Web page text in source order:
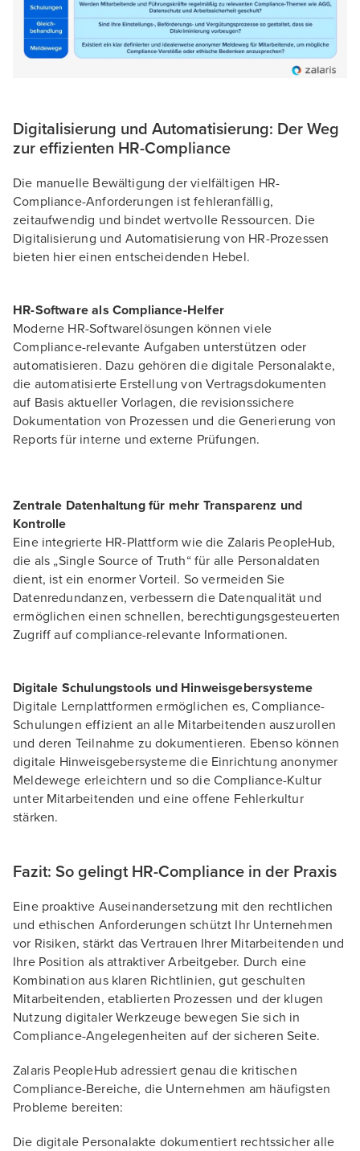
Digitalisierung und Automatisierung: Der Weg
zur effizienten HR-Compliance
Die manuelle Bewältigung der vielfältigen HR-
Compliance-Anforderungen ist fehleranfällig,
zeitaufwendig und bindet wertvolle Ressourcen. Die
Digitalisierung und Automatisierung von HR-Prozessen
bieten hier einen entscheidenden Hebel.
HR-Software als Compliance-Helfer
Moderne HR-Softwarelösungen können viele
Compliance-relevante Aufgaben unterstützen oder
automatisieren. Dazu gehören die digitale Personalakte,
die automatisierte Erstellung von Vertragsdokumenten
auf Basis aktueller Vorlagen, die revisionssichere
Dokumentation von Prozessen und die Generierung von
Reports für interne und externe Prüfungen.
Zentrale Datenhaltung für mehr Transparenz und
Kontrolle
Eine integrierte HR-Plattform wie die Zalaris PeopleHub,
die als „Single Source of Truth“ für alle Personaldaten
dient, ist ein enormer Vorteil. So vermeiden Sie
Datenredundanzen, verbessern die Datenqualität und
ermöglichen einen schnellen, berechtigungsgesteuerten
Zugriff auf compliance-relevante Informationen.
Digitale Schulungstools und Hinweisgebersysteme
Digitale Lernplattformen ermöglichen es, Compliance-
Schulungen effizient an alle Mitarbeitenden auszurollen
und deren Teilnahme zu dokumentieren. Ebenso können
digitale Hinweisgebersysteme die Einrichtung anonymer
Meldewege erleichtern und so die Compliance-Kultur
unter Mitarbeitenden und eine offene Fehlerkultur
stärken.
Fazit: So gelingt HR-Compliance in der Praxis
Eine proaktive Auseinandersetzung mit den rechtlichen
und ethischen Anforderungen schützt Ihr Unternehmen
vor Risiken, stärkt das Vertrauen Ihrer Mitarbeitenden und
Ihre Position als attraktiver Arbeitgeber. Durch eine
Kombination aus klaren Richtlinien, gut geschulten
Mitarbeitenden, etablierten Prozessen und der klugen
Nutzung digitaler Werkzeuge bewegen Sie sich in
Compliance-Angelegenheiten auf der sicheren Seite.
Zalaris PeopleHub adressiert genau die kritischen
Compliance-Bereiche, die Unternehmen am häufigsten
Probleme bereiten:
Die digitale Personalakte dokumentiert rechtssicher alle